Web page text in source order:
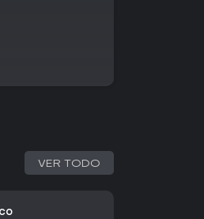
de recursos o
Las expansiones
VER TODO